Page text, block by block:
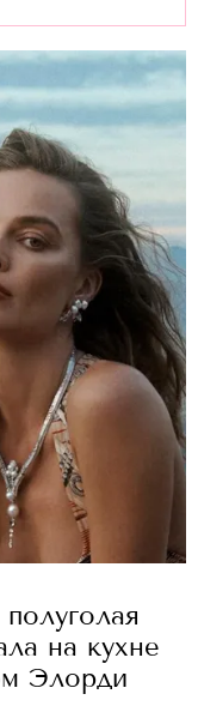
на кухне
Элорди